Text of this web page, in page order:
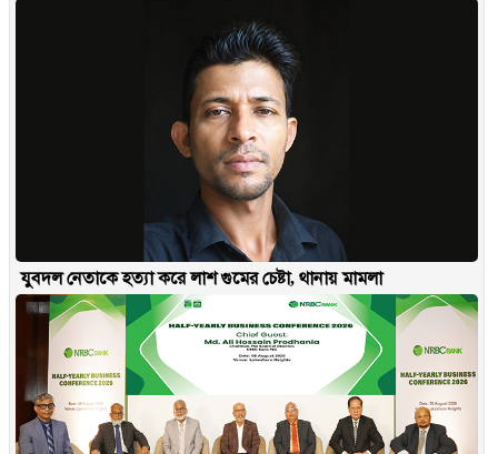
যুবদল নেতাকে হত্যা করে লাশ গুমের চেষ্টা, থানায় মামলা